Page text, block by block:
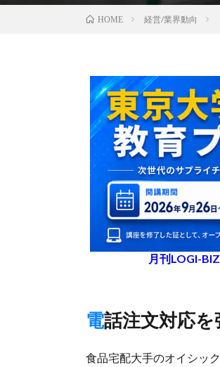
HOME 経営/業界動向
月刊LOGI-
電話注文対応
食品宅配大手のオイシッ